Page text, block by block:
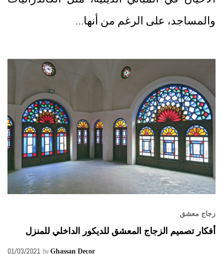
والمساجد، على الرغم من أنها…
زجاج معشق
أفكار تصميم الزجاج المعشق للديكور الداخلي للمنزل
01/03/2021 by Ghassan Decor